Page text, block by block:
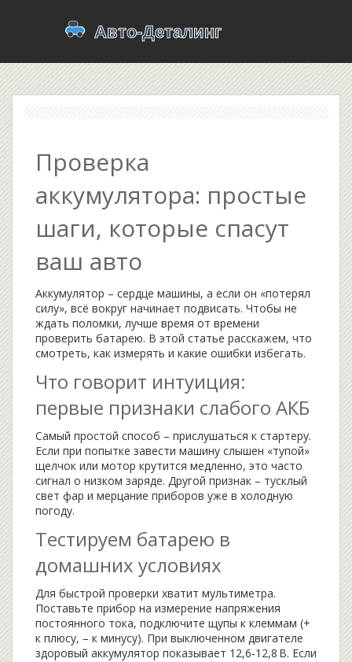
Проверка
аккумулятора: простые
шаги, которые спасут
ваш авто
Аккумулятор – сердце машины, а если он «потерял
силу», всё вокруг начинает подвисать. Чтобы не
ждать поломки, лучше время от времени
проверить батарею. В этой статье расскажем, что
смотреть, как измерять и какие ошибки избегать.
Что говорит интуиция:
первые признаки слабого АКБ
Самый простой способ – прислушаться к стартеру.
Если при попытке завести машину слышен «тупой»
щелчок или мотор крутится медленно, это часто
сигнал о низком заряде. Другой признак – тусклый
свет фар и мерцание приборов уже в холодную
погоду.
Тестируем батарею в
домашних условиях
Для быстрой проверки хватит мультиметра.
Поставьте прибор на измерение напряжения
постоянного тока, подключите щупы к клеммам (+
к плюсу, – к минусу). При выключенном двигателе
здоровый аккумулятор показывает 12,6‑12,8 В. Если